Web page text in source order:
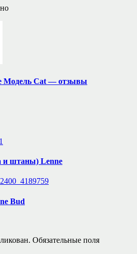
Модель Cat — отзывы
и штаны) Lenne
Bud
Обязательные поля